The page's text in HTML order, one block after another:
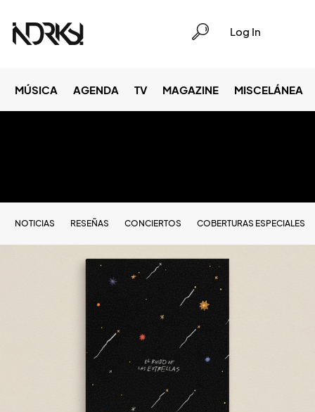
Log In
MÚSICA AGENDA TV MAGAZINE MISCELÁNEA
NOTICIAS RESEÑAS CONCIERTOS COBERTURAS ESPECIALES